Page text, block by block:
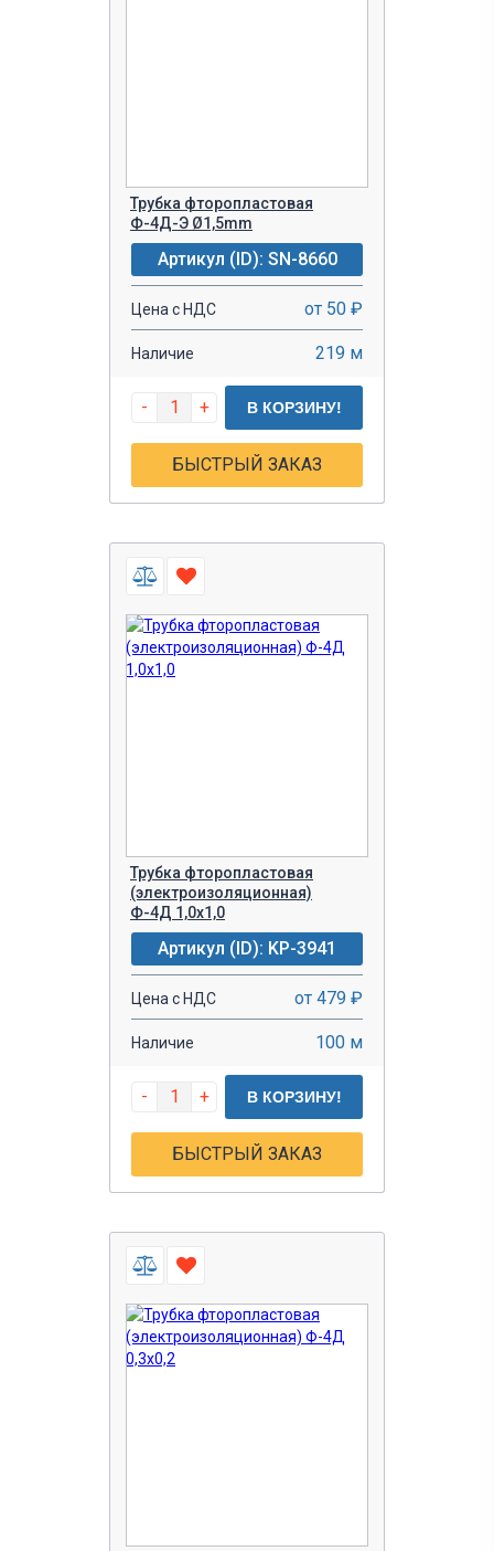
Трубка фторопластовая
Ф-4Д-Э Ø1,5mm
Артикул (ID): SN-8660
Цена с НДС от 50 ₽
Наличие 219 м
- + В КОРЗИНУ!
БЫСТРЫЙ ЗАКАЗ
Трубка фторопластовая
(электроизоляционная)
Ф-4Д 1,0х1,0
Артикул (ID): KP-3941
Цена с НДС от 479 ₽
Наличие 100 м
- + В КОРЗИНУ!
БЫСТРЫЙ ЗАКАЗ